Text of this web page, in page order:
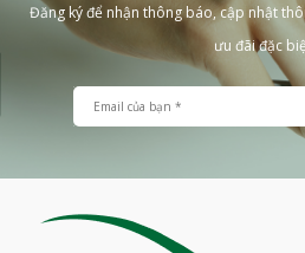
Đăng ký để nhận thông báo, cập nhật
ưu đãi đặc